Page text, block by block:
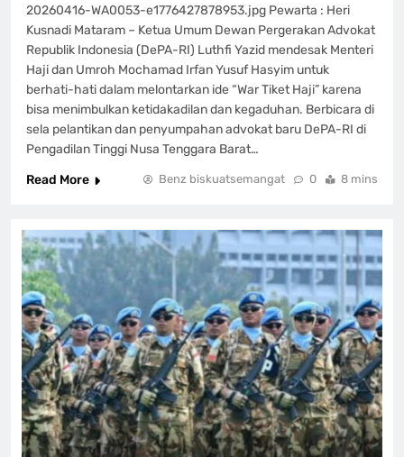
20260416-WA0053-e1776427878953.jpg Pewarta : Heri
Kusnadi Mataram – Ketua Umum Dewan Pergerakan Advokat
Republik Indonesia (DePA-RI) Luthfi Yazid mendesak Menteri
Haji dan Umroh Mochamad Irfan Yusuf Hasyim untuk
berhati-hati dalam melontarkan ide “War Tiket Haji” karena
bisa menimbulkan ketidakadilan dan kegaduhan. Berbicara di
sela pelantikan dan penyumpahan advokat baru DePA-RI di
Pengadilan Tinggi Nusa Tenggara Barat…
Read More
Benz biskuatsemangat 0 8 mins